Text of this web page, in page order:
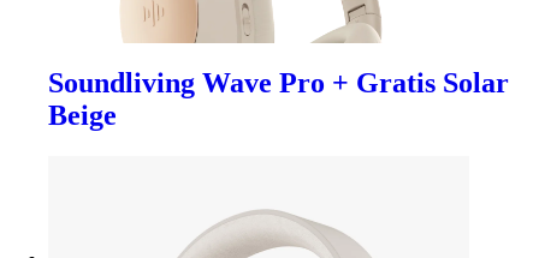
Soundliving Wave Pro + Gratis Solar
Beige